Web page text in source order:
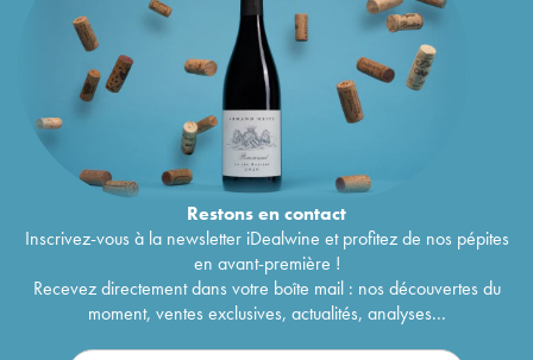
Restons encontact
Inscrivez-vous à la newsletter iDealwine et profitez de nos pépites
en avant-première !
Recevez directement dans votre boîte mail : nos découvertes du
moment, ventes exclusives, actualités, analyses...